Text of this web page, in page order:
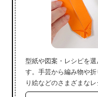
型紙や図案・レシピを
す。手芸から編み物や
り絵などのさまざまなレ